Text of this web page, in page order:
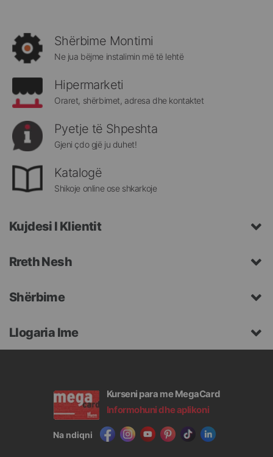
rreth
Megatek:
Shërbime Montimi
Ne jua bëjme instalimin më të lehtë
Hipermarketi
Oraret, shërbimet, adresa dhe kontaktet
Pyetje të Shpeshta
Gjeni çdo gjë ju duhet!
Katalogë
Shikoje online ose shkarkoje
Kujdesi I Klientit
Rreth Nesh
Shërbime
Llogaria Ime
Kurseni para me MegaCard
Informohuni dhe aplikoni
Na ndiqni